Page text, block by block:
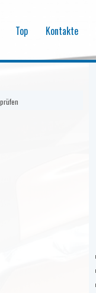
Top Kontakte